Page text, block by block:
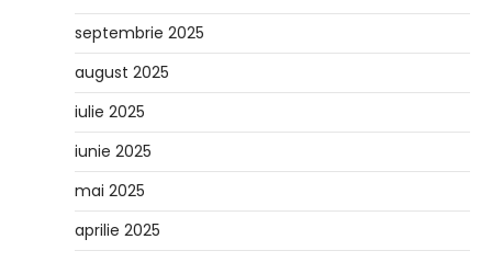
septembrie 2025
august 2025
iulie 2025
iunie 2025
mai 2025
aprilie 2025